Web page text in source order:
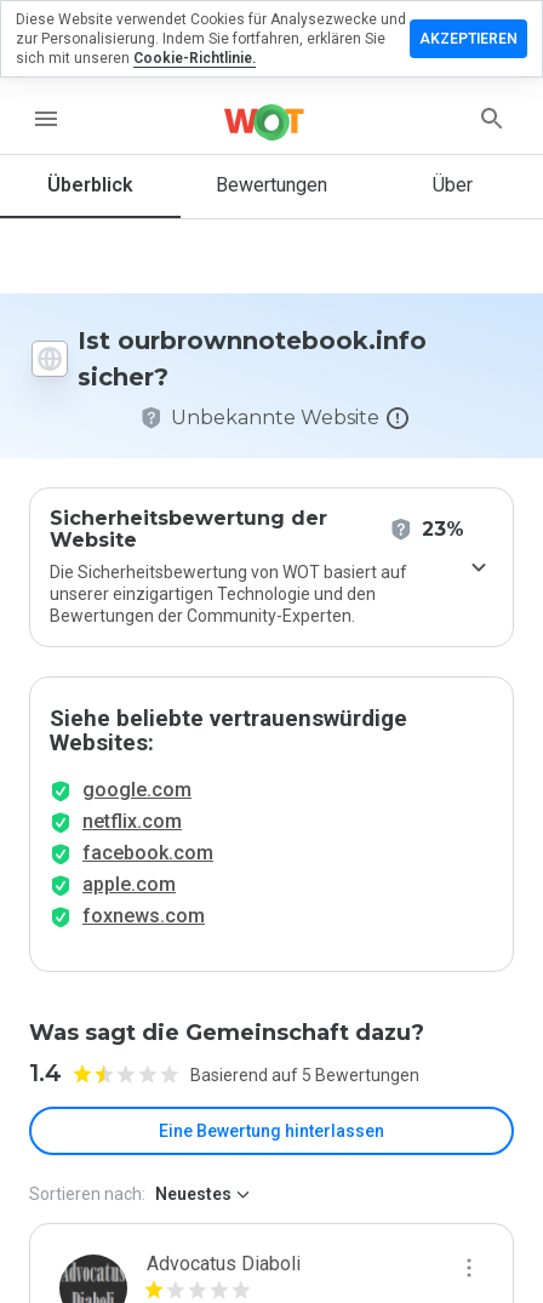
menu
Überblick Bewertungen Über
Ist ourbrownnotebook.info
sicher?
Unbekannte Website
Sicherheitsbewertung der
Website
23%
Die Sicherheitsbewertung von WOT basiert auf
unserer einzigartigen Technologie und den
Bewertungen der Community-Experten.
Siehe beliebte vertrauenswürdige
Websites:
google.com
netflix.com
facebook.com
apple.com
foxnews.com
Was sagt die Gemeinschaft dazu?
1.4 Basierend auf 5 Bewertungen
Eine Bewertung hinterlassen
Sie eine
zu
Wie
Website
Skala von
1 bis 5
bewerten?
Sortieren nach: Neuestes
Advocatus Diaboli
Diese Website verwendet Cookies für Analysezwecke und
zur Personalisierung. Indem Sie fortfahren, erklären Sie
sich mit unseren Cookie-Richtlinie.
AKZEPTIEREN